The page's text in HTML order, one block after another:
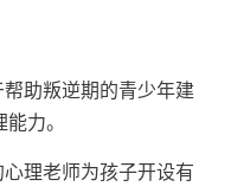
助叛逆期的青少年建
力。
理老师为孩子开设有